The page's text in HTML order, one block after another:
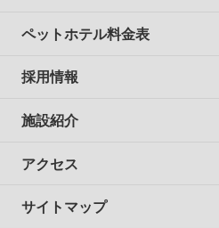
ペットホテル料金表
採用情報
施設紹介
アクセス
サイトマップ